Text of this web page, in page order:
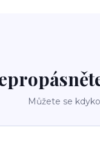
Můžete se